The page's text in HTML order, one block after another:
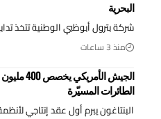
البحرية
شركة بترول أبوظبي الوطنية تتخذ
منذ 3 ساعات
الجيش
الطائرات المسيّرة
البنتاغون يبرم أول عقد إنتاجي